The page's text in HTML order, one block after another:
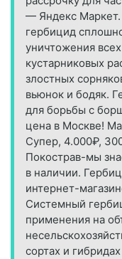
— Яндекс
гербицид
уничтожения
кустарниковых
злостных
вьюнок и бодяк.
для борьбы с
цена в Москве!
Супер, 4.000₽,
Покострав-мы
в наличии.
интернет-
Системный
применения на
сортах и